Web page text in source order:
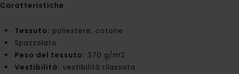
Caratteristiche
Tessuto: poliestere, cotone
Spazzolato
Peso del tessuto: 370 g/m2
Vestibilità: vestibilità rilassata